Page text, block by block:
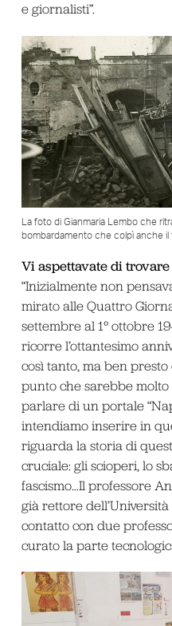
e giornalisti”.
La foto di Gianmaria Lembo che
bombardamento che colpì anche
Vi aspettavate di
“Inizialmente non
mirato alle Quattro
settembre al 1° ottobre
ricorre l’ottantesimo
così tanto, ma ben
punto che sarebbe
parlare di un portale
intendiamo inserire in
riguarda la storia di
cruciale: gli scioperi, lo
fascismo…Il professore
già rettore
contatto con due
curato la parte